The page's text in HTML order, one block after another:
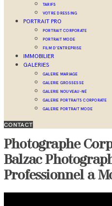
TARIFS
VOTRE DRESSING
PORTRAIT PRO
PORTRAIT CORPORATE
PORTRAIT MODE
FILM D’ENTREPRISE
IMMOBILIER
GALERIES
GALERIE MARIAGE
GALERIE GROSSESSE
GALERIE NOUVEAU-NÉ
GALERIE PORTRAITS CORPORATE
GALERIE PORTRAIT MODE
CONTACT
Photographe
Balzac
Professionnel à